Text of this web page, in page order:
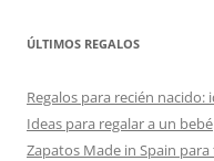
ÚLTIMOS REGALOS
Regalos para recién nacido:
Ideas para regalar a un bebé
Zapatos Made in Spain